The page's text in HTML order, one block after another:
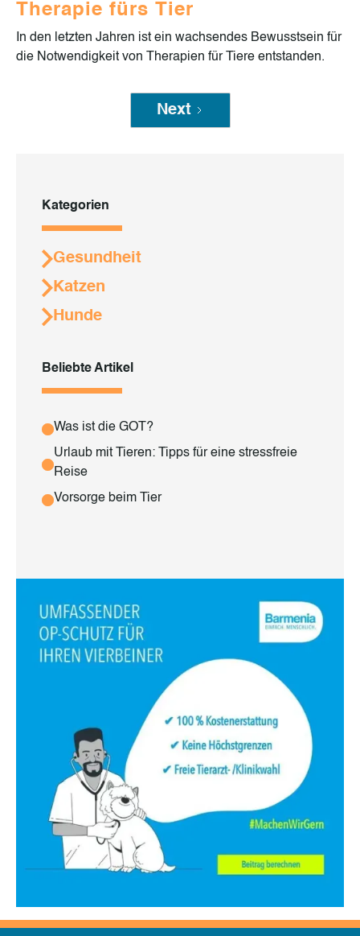
Therapie fürs Tier
In den letzten Jahren ist ein wachsendes Bewusstsein für
die Notwendigkeit von Therapien für Tiere entstanden.
Next
Kategorien
Gesundheit
Katzen
Hunde
Beliebte Artikel
Was ist die GOT?
Urlaub mit Tieren: Tipps für eine stressfreie
Reise
Vorsorge beim Tier